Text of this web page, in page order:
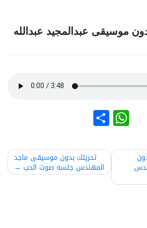
موسيقى عبدالمجيد عبدالله
WhatsApp
نشر
تحريتك بدون موسيقى ماجد
المهندس جلسه صوت الحب